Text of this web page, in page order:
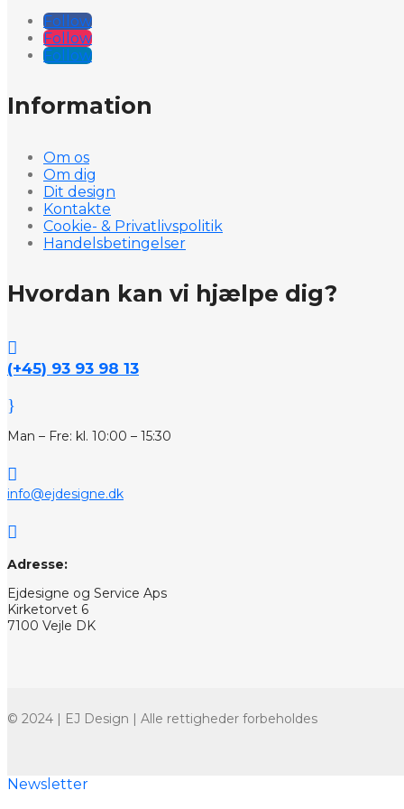
Follow
Follow
Follow
Information
Om os
Om dig
Dit design
Kontakte
Cookie- & Privatlivspolitik
Handelsbetingelser
Hvordan kan vi hjælpe dig?

(+45) 93 93 98 13
}
Man – Fre: kl. 10:00 – 15:30

info@ejdesigne.dk

Adresse:
Ejdesigne og Service Aps
Kirketorvet 6
7100 Vejle DK
© 2024 | EJ Design | Alle rettigheder forbeholdes
Newsletter